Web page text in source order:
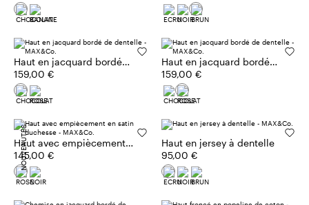
Haut en jacquard bordé
de dentelle
159,00 €
Haut en jacquard bordé
de dentelle
159,00 €
Haut avec empiècement
en satin duchesse
145,00 €
NOUVEAUTÉS
Haut en jersey à dentelle
95,00 €